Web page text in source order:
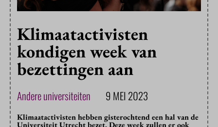
Klimaatactivisten
kondigen week van
bezettingen aan
Andere universiteiten 9 MEI 2023
Klimaatactivisten hebben gisterochtend een hal van de